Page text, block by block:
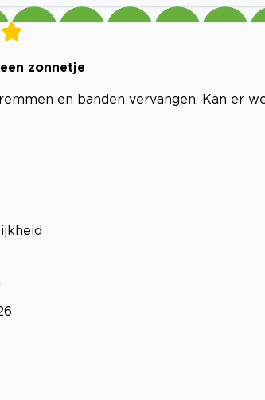
zonnetje
en banden vervangen. Kan er